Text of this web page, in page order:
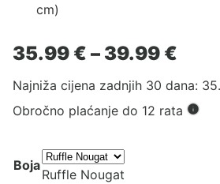
cm)
35.99 € – 39.99 €
od
Najniža cijena zadnjih 30 dana:
Obročno plaćanje do 12 rata
Boja
Ruffle Nougat